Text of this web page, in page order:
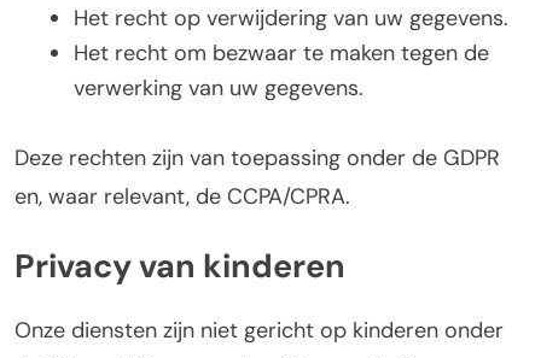
Het recht op verwijdering van uw gegevens.
Het recht om bezwaar te maken tegen de
verwerking van uw gegevens.
Deze rechten zijn van toepassing onder de GDPR
en, waar relevant, de CCPA/CPRA.
Privacy van kinderen
Onze diensten zijn niet gericht op kinderen onder